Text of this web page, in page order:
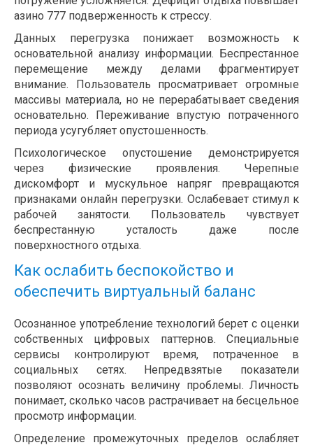
азино 777 подверженность к стрессу.
Данных перегрузка понижает возможность к
основательной анализу информации. Беспрестанное
перемещение между делами фрагментирует
внимание. Пользователь просматривает огромные
массивы материала, но не перерабатывает сведения
основательно. Переживание впустую потраченного
периода усугубляет опустошенность.
Психологическое опустошение демонстрируется
через физические проявления. Черепные
дискомфорт и мускульное напряг превращаются
признаками онлайн перегрузки. Ослабевает стимул к
рабочей занятости. Пользователь чувствует
беспрестанную усталость даже после
поверхностного отдыха.
Как ослабить беспокойство и
обеспечить виртуальный баланс
Осознанное употребление технологий берет с оценки
собственных цифровых паттернов. Специальные
сервисы контролируют время, потраченное в
социальных сетях. Непредвзятые показатели
позволяют осознать величину проблемы. Личность
понимает, сколько часов растрачивает на бесцельное
просмотр информации.
Определение промежуточных пределов ослабляет